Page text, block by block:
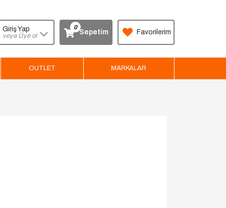
Giriş Yap
veya Üye ol Sepetim
0
Favorilerim
OUTLET MARKALAR